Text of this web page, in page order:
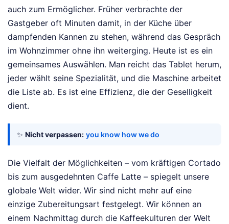
auch zum Ermöglicher. Früher verbrachte der
Gastgeber oft Minuten damit, in der Küche über
dampfenden Kannen zu stehen, während das Gespräch
im Wohnzimmer ohne ihn weiterging. Heute ist es ein
gemeinsames Auswählen. Man reicht das Tablet herum,
jeder wählt seine Spezialität, und die Maschine arbeitet
die Liste ab. Es ist eine Effizienz, die der Geselligkeit
dient.
✨ Nicht verpassen: you know how we do
Die Vielfalt der Möglichkeiten – vom kräftigen Cortado
bis zum ausgedehnten Caffe Latte – spiegelt unsere
globale Welt wider. Wir sind nicht mehr auf eine
einzige Zubereitungsart festgelegt. Wir können an
einem Nachmittag durch die Kaffeekulturen der Welt